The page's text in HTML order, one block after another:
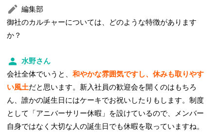
編集部
御社のカルチャーについては、どのような特徴があります
か？
水野さん
会社全体でいうと、和やかな雰囲気ですし、休みも取りやす
い風土だと思います。新入社員の歓迎会を開くのはもちろ
ん、誰かの誕生日にはケーキでお祝いしたりもします。制度
として「アニバーサリー休暇」を設けているので、メンバー
自身ではなく大切な人の誕生日でも休暇を取っていますね。